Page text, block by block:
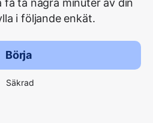
få ta några minuter av din
i följande enkät.
Börja
Säkrad